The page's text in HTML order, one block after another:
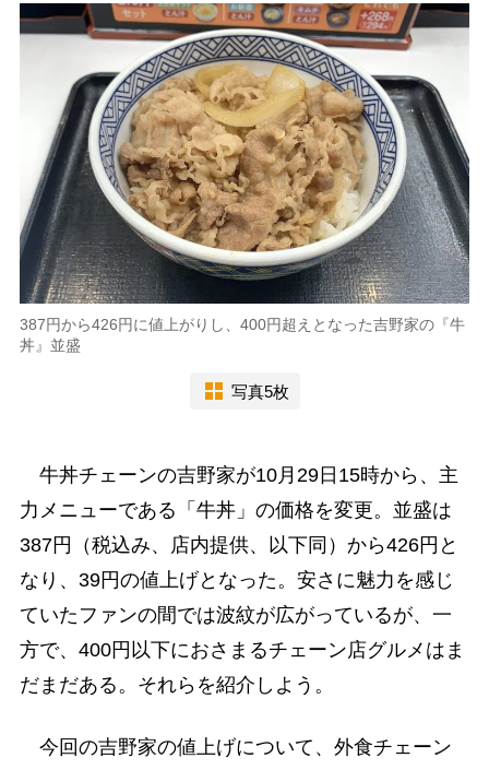
387円から426円に値上がりし、400円超えとなった吉野家の『牛
丼』並盛
写真5枚
牛丼チェーンの吉野家が10月29日15時から、主
力メニューである「牛丼」の価格を変更。並盛は
387円（税込み、店内提供、以下同）から426円と
なり、39円の値上げとなった。安さに魅力を感じ
ていたファンの間では波紋が広がっているが、一
方で、400円以下におさまるチェーン店グルメはま
だまだある。それらを紹介しよう。
今回の吉野家の値上げについて、外食チェーン